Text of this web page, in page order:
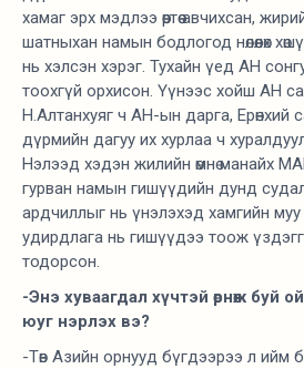
хамаг эрх мэдлээ өөртөө авчихсан,
шатныхан намын бодлогод нөлөөлөх
нь хэлсэн хэрэг. Тухайн үед АН
тоохгүй орхисон. Үүнээс хойш АН
Н.Алтанхуяг ч АН-ын дарга, Ерөнхий
дүрмийн дагуу их хурлаа ч
Нэлээд хэдэн жилийн өмнө манайх
гурван намын гишүүдийн дунд
ардчиллыг нь үнэлэхэд хамгийн муу
удирдлага нь гишүүдээ тоож
тодорсон.
-Энэ хуваагдал хүчтэй өрнөж буй
юуг нэрлэх вэ?
-Төв Азийн орнууд бүгдээрээ л ийм